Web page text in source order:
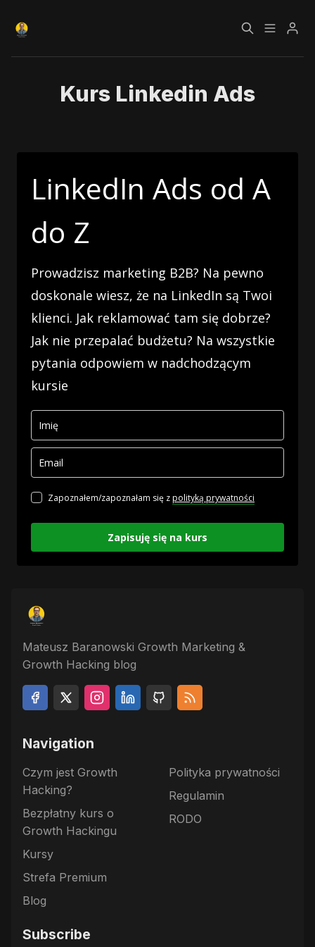
Hacking?
Bezpłatny kurs o
Growth Hackingu
Blog
Polityka prywatności
RODO
Please enter at least 3 characters
Kurs Linkedin Ads
LinkedIn Ads od A
do Z
Prowadzisz marketing B2B? Na pewno
doskonale wiesz, że na LinkedIn są Twoi
klienci. Jak reklamować tam się dobrze?
Jak nie przepalać budżetu? Na wszystkie
pytania odpowiem w nadchodzącym
kursie
Zapoznałem/zapoznałam się zpolityką prywatności
Zapisuję się na kurs
Mateusz Baranowski Growth Marketing &
Growth Hacking blog
Navigation
Czym jest Growth
Hacking?
Bezpłatny kurs o
Growth Hackingu
Kursy
Strefa Premium
Blog
Polityka prywatności
Regulamin
RODO
Subscribe